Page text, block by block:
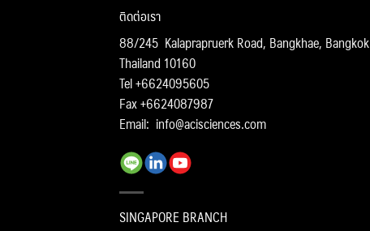
ติดต่อเรา
88/245 Kalaprapruerk Road, Bangkhae, Bangkok
Thailand 10160
Tel +6624095605
Fax +6624087987
Email: info@acisciences.com
SINGAPORE BRANCH